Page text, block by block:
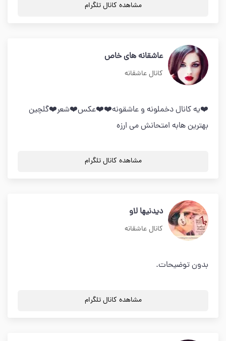
مشاهده کانال تلگرام
عاشقانه هاي خاص
کانال عاشقانه
❤️يه كانال دخملونه و عاشقونه❤️❤️عكس❤️شعر❤️گلچين
بهترين هابه امتحانش مي ارزه
مشاهده کانال تلگرام
دیدنیها لاو
کانال عاشقانه
بدون توضیحات.
مشاهده کانال تلگرام